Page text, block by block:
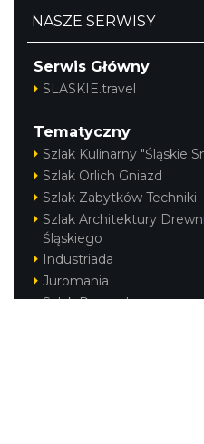
NASZE SERWISY
Serwis Główny
SLASKIE.travel
Tematyczny
Szlak Kulinarny "Śląskie
Szlak Orlich Gniazd
Szlak Zabytków Techniki
Szlak Architektury
Śląskiego
Industriada
Juromania
Szlak Przyrody